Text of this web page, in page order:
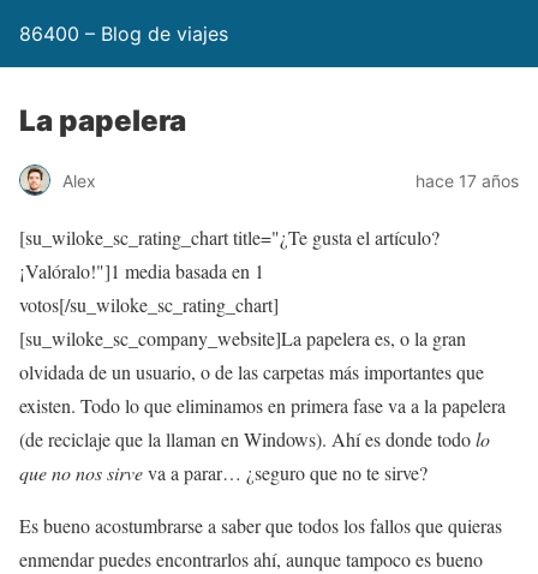
86400 – Blog de viajes
La papelera
Alex hace 17 años
[su_wiloke_sc_rating_chart title="¿Te gusta el artículo?
¡Valóralo!"]1 media basada en 1
votos[/su_wiloke_sc_rating_chart]
[su_wiloke_sc_company_website]La papelera es, o la gran
olvidada de un usuario, o de las carpetas más importantes que
existen. Todo lo que eliminamos en primera fase va a la papelera
(de reciclaje que la llaman en Windows). Ahí es donde todolo
que no nos sirveva a parar… ¿seguro que no te sirve?
Es bueno acostumbrarse a saber que todos los fallos que quieras
enmendar puedes encontrarlos ahí, aunque tampoco es bueno